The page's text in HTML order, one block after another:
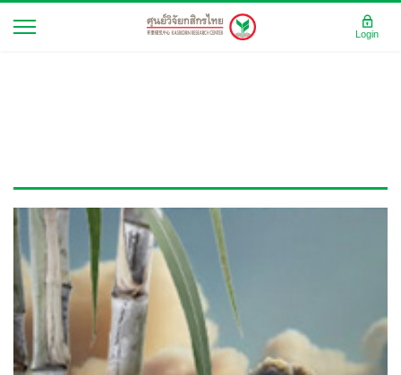
Login